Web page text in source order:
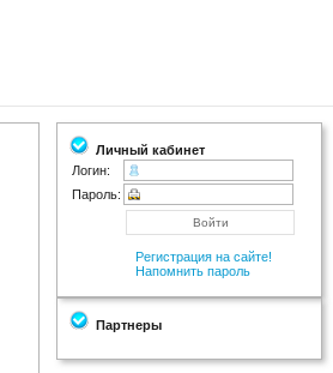
Личный кабинет
Логин:
Пароль:
Регистрация на сайте!
Напомнить пароль
Партнеры